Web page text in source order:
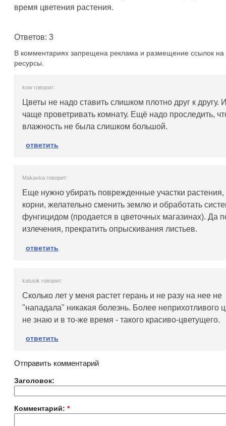
время цветения растения.
Ответов: 3
В комментариях запрещена реклама и размещение ссылок на
ресурсы.
kow говорит:
Цветы не надо ставить слишком плотно друг к другу.
чаще проветривать комнату. Ещё надо проследить,
влажность не была слишком большой.
ответить
Makavka говорит:
Еще нужно убирать поврежденные участки
корни, желательно сменить землю и обработать
фунгицидом (продается в цветочных магазинах). Да
излечения, прекратить опрыскивания листьев.
ответить
katusik говорит:
Сколько лет у меня растет герань и не разу на нее не
"нападала" никакая болезнь. Более неприхотливого
не знаю и в то-же время - такого красиво-цветущего.
ответить
Отправить комментарий
Заголовок:
Комментарий: *